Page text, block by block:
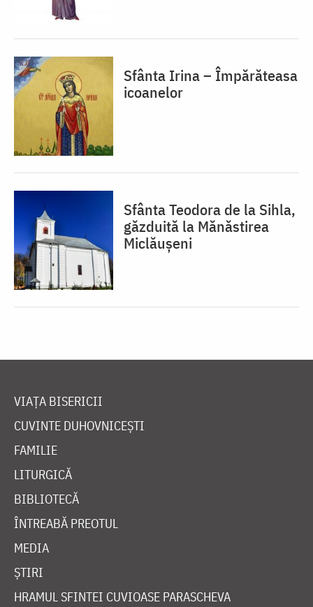
Sfânta Irina – Împărăteasa
icoanelor
Sfânta Teodora de la Sihla,
găzduită la Mănăstirea
Miclăușeni
VIAȚA BISERICII
CUVINTE DUHOVNICEȘTI
FAMILIE
LITURGICĂ
BIBLIOTECĂ
ÎNTREABĂ PREOTUL
MEDIA
ȘTIRI
HRAMUL SFINTEI CUVIOASE PARASCHEVA